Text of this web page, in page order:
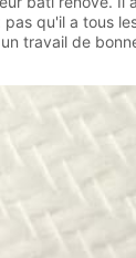
qu'il a tous
travail de